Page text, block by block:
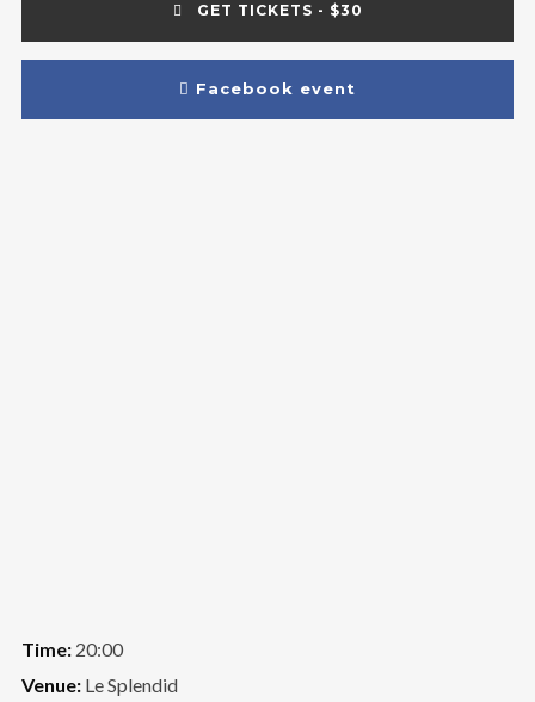
GET TICKETS - $30
Facebook event
Time:20:00
Venue:Le Splendid